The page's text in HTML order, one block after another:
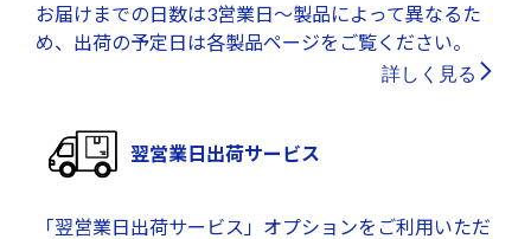
お届けまでの日数は3営業日～製品によって異なるた
め、出荷の予定日は各製品ページをご覧ください。
詳しく見る
翌営業日出荷サービス
「翌営業日出荷サービス」オプションをご利用いただ